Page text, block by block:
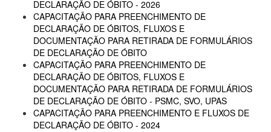
DECLARAÇÃO DE ÓBITO - 2026
CAPACITAÇÃO PARA PREENCHIMENTO DE
DECLARAÇÃO DE ÓBITOS, FLUXOS E
DOCUMENTAÇÃO PARA RETIRADA DE FORMULÁRIOS
DE DECLARAÇÃO DE ÓBITO
CAPACITAÇÃO PARA PREENCHIMENTO DE
DECLARAÇÃO DE ÓBITOS, FLUXOS E
DOCUMENTAÇÃO PARA RETIRADA DE FORMULÁRIOS
DE DECLARAÇÃO DE ÓBITO - PSMC, SVO, UPAS
CAPACITAÇÃO PARA PREENCHIMENTO E FLUXOS DE
DECLARAÇÃO DE ÓBITO - 2024